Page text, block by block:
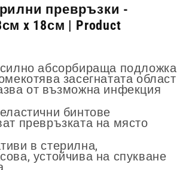
превръзки -
x 18см | Product
абсорбираща подложка
засегнатата област
от възможна инфекция
бинтове
превръзката на място
в стерилна,
устойчива на спукване